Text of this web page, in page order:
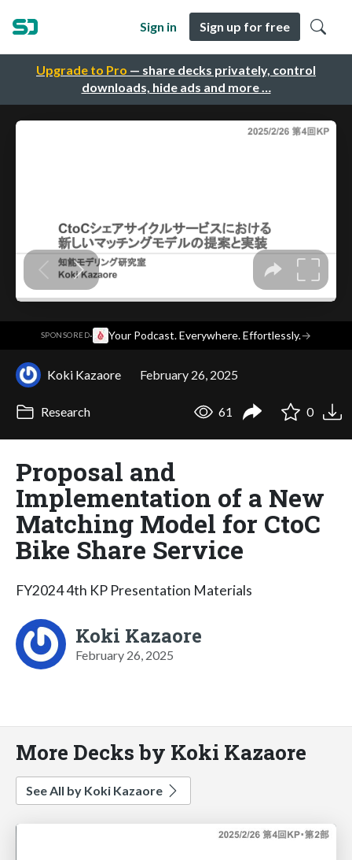
Upgrade to Pro — share decks privately, control
downloads, hide ads and more …
Sign in Sign up for free
SPONSORED· Your Podcast. Everywhere. Effortlessly.→
Koki Kazaore February 26, 2025
Research 61 0
Proposal and
Implementation of a New
Matching Model for CtoC
Bike Share Service
FY2024 4th KP Presentation Materials
Koki Kazaore
February 26, 2025
More Decks by Koki Kazaore
See All by Koki Kazaore